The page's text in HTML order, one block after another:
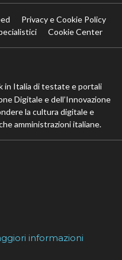
Privacy e Cookie Policy
Cookie Center
in Italia di testate e portali
Digitale e dell’Innovazione
la cultura digitale e
amministrazioni italiane.
informazioni